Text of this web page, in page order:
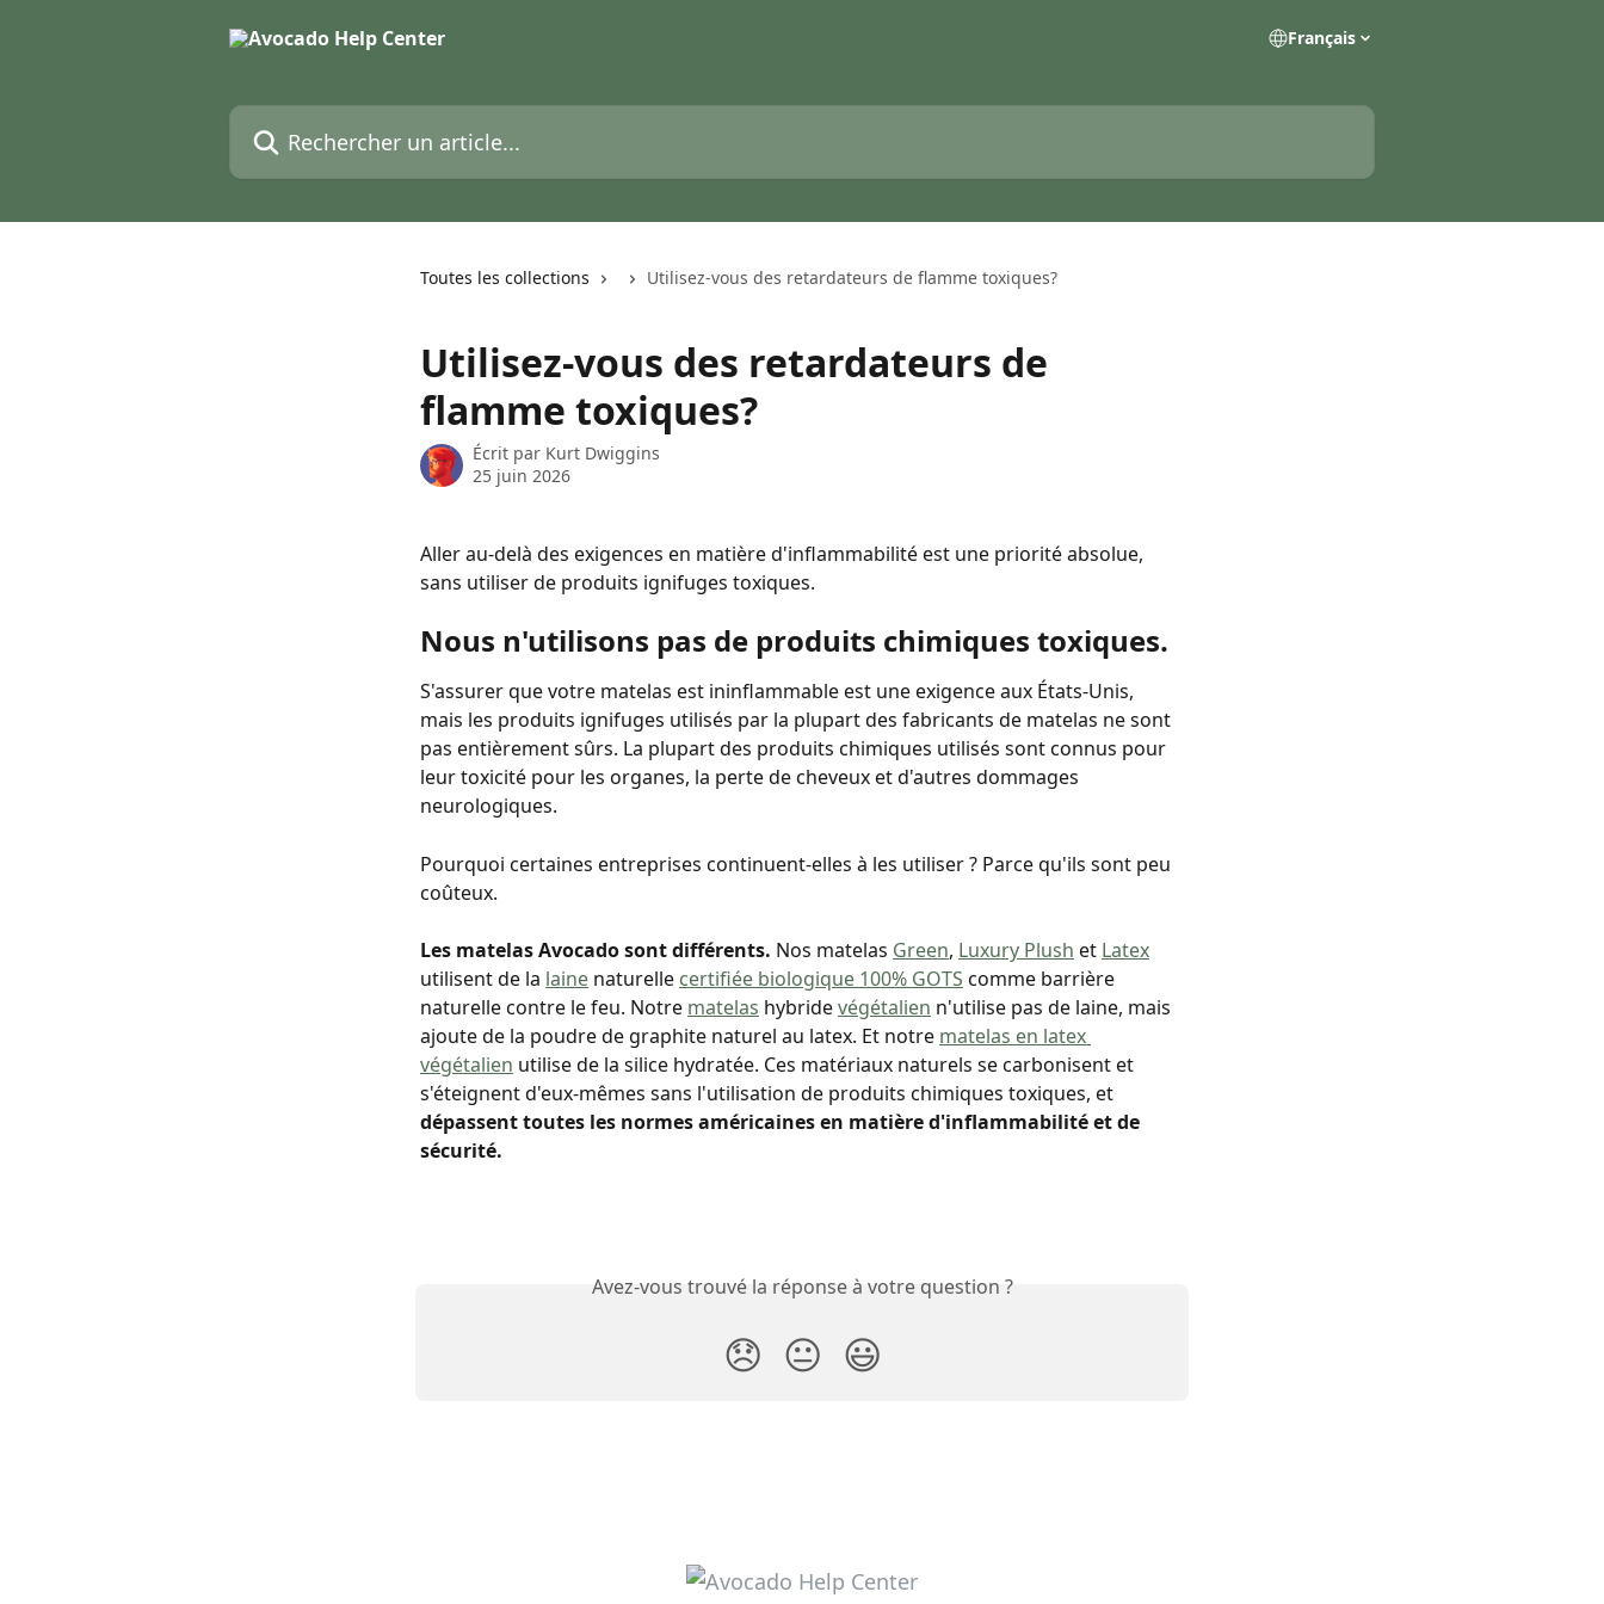
Français
Rechercher un article...
Toutes les collections Utilisez-vous des retardateurs de flamme toxiques?
Utilisez-vous des retardateurs de
flamme toxiques?
Écrit par Kurt Dwiggins
25 juin 2026
Aller au-delà des exigences en matière d'inflammabilité est une priorité absolue,
sans utiliser de produits ignifuges toxiques.
Nous n'utilisons pas de produits chimiques toxiques.
S'assurer que votre matelas est ininflammable est une exigence aux États-Unis,
mais les produits ignifuges utilisés par la plupart des fabricants de matelas ne sont
pas entièrement sûrs. La plupart des produits chimiques utilisés sont connus pour
leur toxicité pour les organes, la perte de cheveux et d'autres dommages
neurologiques.
Pourquoi certaines entreprises continuent-elles à les utiliser ? Parce qu'ils sont peu
coûteux.
Les matelas Avocado sont différents. Nos matelas Green, Luxury Plush et Latex
utilisent de la laine naturelle certifiée biologique 100% GOTS comme barrière
naturelle contre le feu. Notre matelas hybride végétalien n'utilise pas de laine, mais
ajoute de la poudre de graphite naturel au latex. Et notre matelas en latex
végétalien utilise de la silice hydratée. Ces matériaux naturels se carbonisent et
s'éteignent d'eux-mêmes sans l'utilisation de produits chimiques toxiques, et
dépassent toutes les normes américaines en matière d'inflammabilité et de
sécurité.
Avez-vous trouvé la réponse à votre question ?
😞 😐 😃